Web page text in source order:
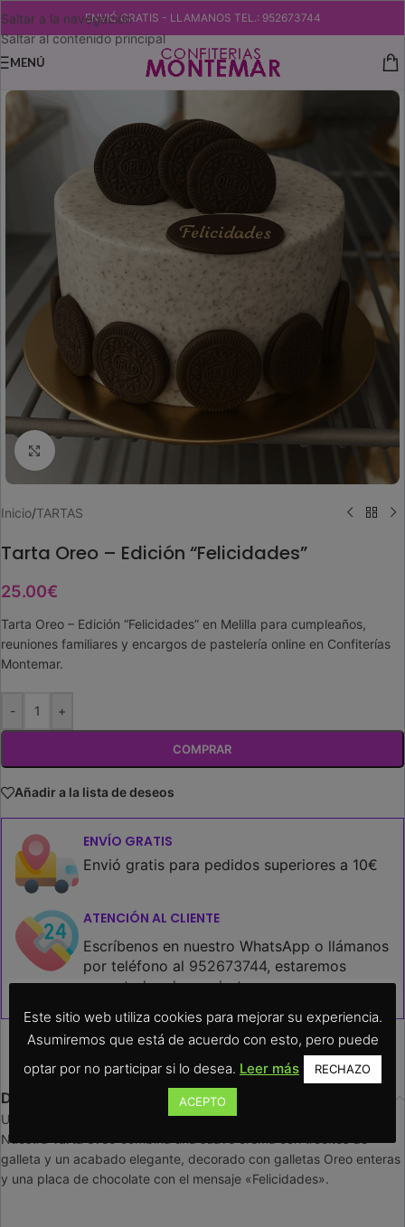
Saltar a la navegación
Saltar al contenido principal
ENVIÓ GRATIS - LLAMANOS TEL.: 952673744
MENÚ
Ampliar imagen
Inicio/TARTAS
Tarta Oreo – Edición “Felicidades”
25.00€
Tarta Oreo – Edición “Felicidades” en Melilla para cumpleaños,
reuniones familiares y encargos de pastelería online en Confiterías
Montemar.
- +
COMPRAR
Añadir a la lista de deseos
ENVÍO GRATIS
Envió gratis para pedidos superiores a 10€
ATENCIÓN AL CLIENTE
Escríbenos en nuestro WhatsApp o llámanos
por teléfono al 952673744, estaremos
encantados de ayudarte.
Descripción
Una delicia para los verdaderos amantes de Oreo 🍪
Nuestra
galleta y un acabado elegante, decorado con galletas Oreo enteras
y una placa de chocolate con el mensaje «Felicidades».
Este sitio web utiliza cookies para mejorar su experiencia.
Asumiremos que está de acuerdo con esto, pero puede
optar por no participar si lo desea. Leer más RECHAZO
ACEPTO